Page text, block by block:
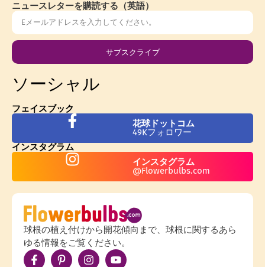
ニュースレターを購読する（英語）
サブスクライブ
ソーシャル
フェイスブック
花球ドットコム
49Kフォロワー
インスタグラム
インスタグラム
@Flowerbulbs.com
球根の植え付けから開花傾向まで、球根に関するあら
ゆる情報をご覧ください。